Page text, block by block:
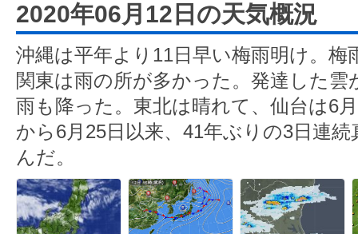
2020年06月12日の天気概況
沖縄は平年より11日早い梅雨明け。梅
関東は雨の所が多かった。発達した
雨も降った。東北は晴れて、仙台は6
から6月25日以来、41年ぶりの3日連
んだ。